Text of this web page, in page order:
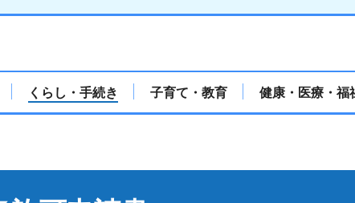
くらし・手続き 子育て・教育 健康・医療・福